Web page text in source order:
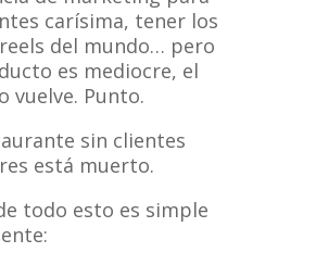
carísima, tener los
del mundo… pero
es mediocre, el
vuelve. Punto.
sin clientes
está muerto.
todo esto es simple